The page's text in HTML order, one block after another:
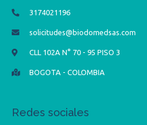
3174021196
solicitudes@biodomedsas.com
CLL 102A N° 70 - 95 PISO 3
BOGOTA - COLOMBIA
Redes sociales